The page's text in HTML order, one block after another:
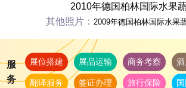
2010年德国柏林国际水果
其他照片： 2009年德国柏林国际水果
服
务
展位搭建 展品运输 商务考察
翻译服务 签证办理 旅行保险